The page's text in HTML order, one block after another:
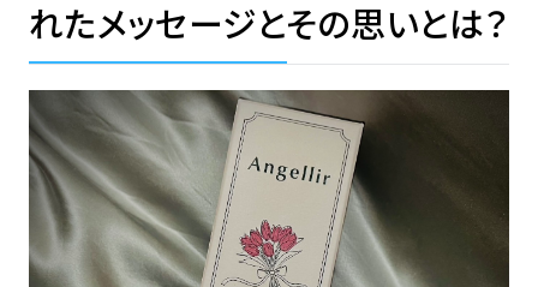
れたメッセージとその思いとは？